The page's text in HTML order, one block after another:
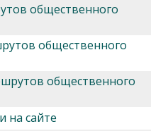
общественного
общественного
общественного
на сайте